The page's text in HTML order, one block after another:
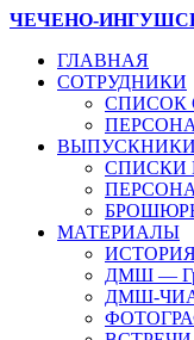
ЧЕЧЕНО-
ГЛАВНАЯ
СОТРУДНИКИ
СПИСОК
ВЫПУСКНИКИ
СПИСКИ
МАТЕРИАЛЫ
ДМШ —
ДМШ-